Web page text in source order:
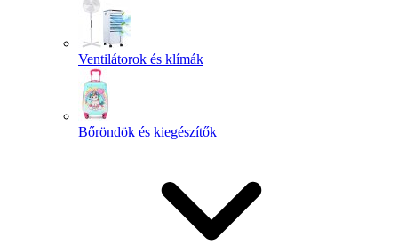
Ventilátorok és klímák
Bőröndök és kiegészítők